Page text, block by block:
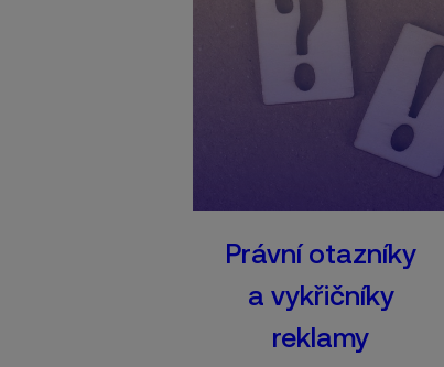
Právní otazníky
a vykřičníky
reklamy